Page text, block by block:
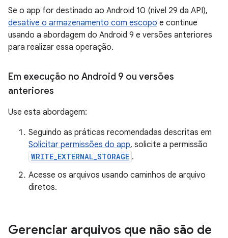
Se o app for destinado ao Android 10 (nível 29 da API),
desative o armazenamento com escopo e continue
usando a abordagem do Android 9 e versões anteriores
para realizar essa operação.
Em execução no Android 9 ou versões
anteriores
Use esta abordagem:
Seguindo as práticas recomendadas descritas em
Solicitar permissões do app, solicite a permissão
WRITE_EXTERNAL_STORAGE .
Acesse os arquivos usando caminhos de arquivo
diretos.
Gerenciar arquivos que não são de